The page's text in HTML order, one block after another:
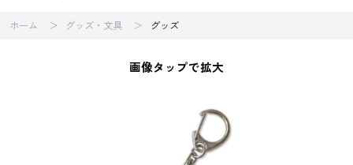
ホーム グッズ・文具 グッズ
画像タップで拡大